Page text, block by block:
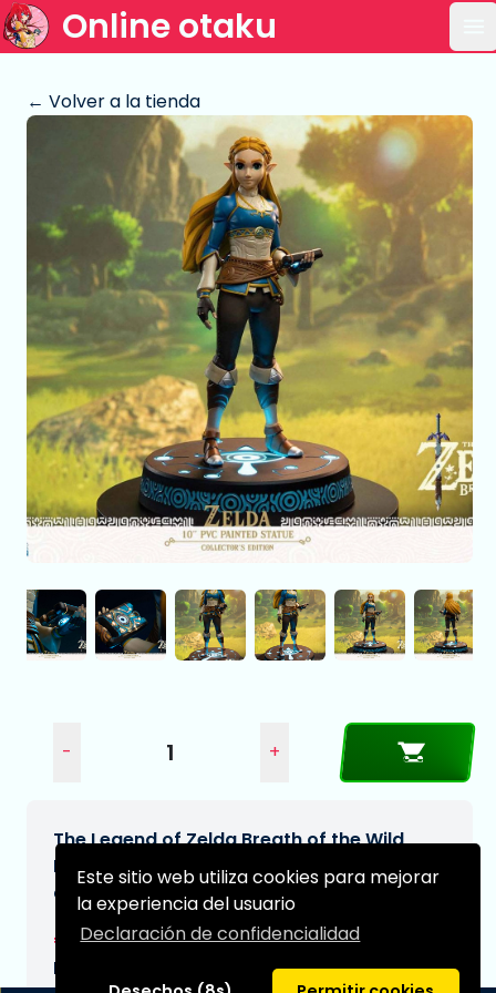
Este sitio web utiliza cookies para mejorar
la experiencia del usuario
Declaración de confidencialidad
Online otaku
← Volver a la tienda
The Legend of Zelda Breath of the Wild
Estatua PVC Zelda Collector's Edition 25
cm
€89,95
Fecha de entrega prevista:
- +